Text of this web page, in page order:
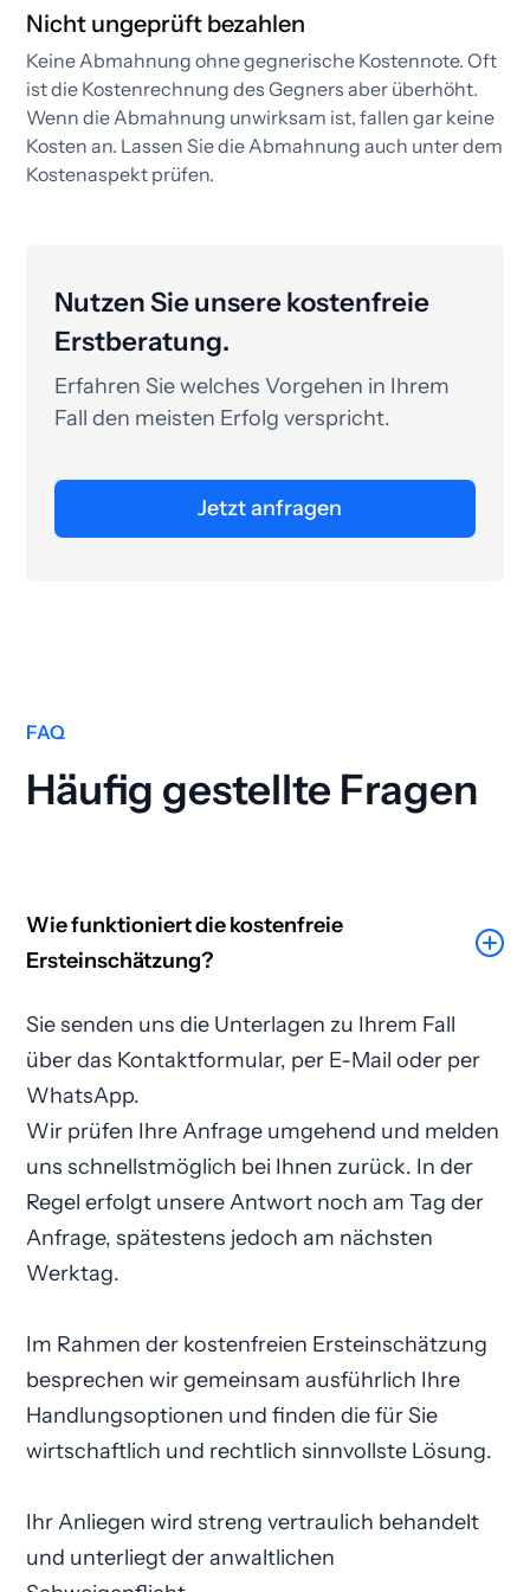
Nicht ungeprüft bezahlen
Keine Abmahnung ohne gegnerische Kostennote. Oft
ist die Kostenrechnung des Gegners aber überhöht.
Wenn die Abmahnung unwirksam ist, fallen gar keine
Kosten an. Lassen Sie die Abmahnung auch unter dem
Kostenaspekt prüfen.​
Nutzen Sie unsere kostenfreie
Erstberatung.
Erfahren Sie welches Vorgehen in Ihrem
Fall den meisten Erfolg verspricht.
Jetzt anfragen
FAQ
Häufig gestellte Fragen
Wie funktioniert die kostenfreie
Ersteinschätzung?
Sie senden uns die Unterlagen zu Ihrem Fall
über das Kontaktformular, per E-Mail oder per
WhatsApp.
Wir prüfen Ihre Anfrage umgehend und melden
uns schnellstmöglich bei Ihnen zurück. In der
Regel erfolgt unsere Antwort noch am Tag der
Anfrage, spätestens jedoch am nächsten
Werktag.
Im Rahmen der kostenfreien Ersteinschätzung
besprechen wir gemeinsam ausführlich Ihre
Handlungsoptionen und finden die für Sie
wirtschaftlich und rechtlich sinnvollste Lösung.
Ihr Anliegen wird streng vertraulich behandelt
und unterliegt der anwaltlichen